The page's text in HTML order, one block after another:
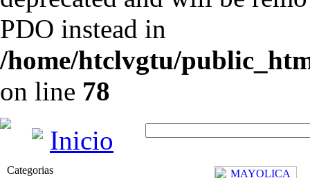
PDO instead in
/home/htclvgtu/
on line 78
Inicio
Categorias